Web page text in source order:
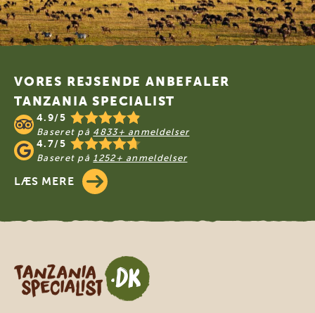
VORES REJSENDE ANBEFALER
TANZANIA SPECIALIST
4.9/5
Baseret på 4833+ anmeldelser
4.7/5
Baseret på1252+ anmeldelser
LÆS MERE
Tanzania Specialist